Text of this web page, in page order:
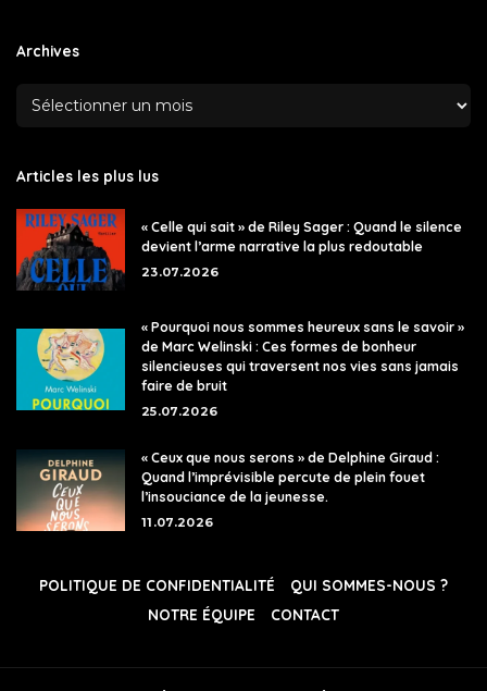
Archives
Articles les plus lus
« Celle qui sait » de Riley Sager : Quand le silence
devient l’arme narrative la plus redoutable
23.07.2026
« Pourquoi nous sommes heureux sans le savoir »
de Marc Welinski : Ces formes de bonheur
silencieuses qui traversent nos vies sans jamais
faire de bruit
25.07.2026
« Ceux que nous serons » de Delphine Giraud :
Quand l’imprévisible percute de plein fouet
l’insouciance de la jeunesse.
11.07.2026
POLITIQUE DE CONFIDENTIALITÉ
QUI SOMMES-NOUS ?
NOTRE ÉQUIPE
CONTACT